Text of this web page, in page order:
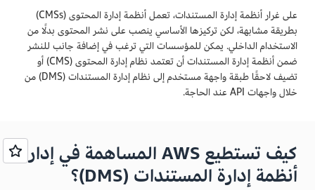
على غرار أنظمة إدارة المستندات، تعمل أنظمة إدارة المحتوى (CMSs)
بطريقة مشابهة، لكن تركيزها الأساسي ينصب على نشر المحتوى بدلًا من
الاستخدام الداخلي. يمكن للمؤسسات التي ترغب في إضافة جانب للنشر
ضمن أنظمة إدارة المستندات أن تعتمد نظام إدارة المحتوى (CMS) أو
تضيف لاحقًا طبقة واجهة مستخدم إلى نظام إدارة المستندات (DMS) من
خلال واجهات API عند الحاجة.
كيف تستطيع AWS المساهمة في إدارة
أنظمة إدارة المستندات (DMS)؟